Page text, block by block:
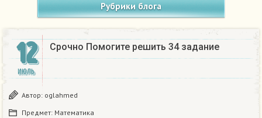
Рубрики блога
12
ИЮЛЬ
Срочно Помогите решить 34 задание
Автор: oglahmed
Предмет: Математика